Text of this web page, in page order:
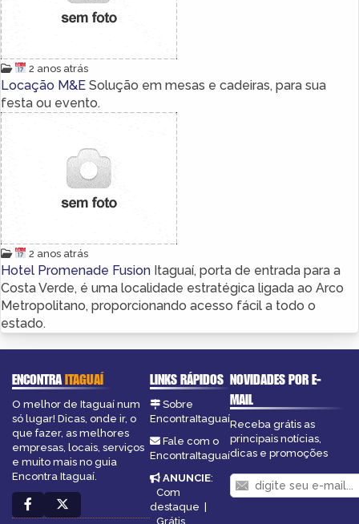
2 anos atrás
Locação M&E Solução em mesas e cadeiras, para sua
festa ou evento.
2 anos atrás
Hotel Promenade Fusion Itaguaí, porta de entrada para a
Costa Verde, é uma localidade estratégica ligada ao Arco
Metropolitano, proporcionando acesso fácil a todo o
estado.
ENCONTRAITAGUAÍ
O melhor de Itaguaí num
só lugar! Dicas, onde ir, o
que fazer, as melhores
empresas, locais, serviços
e muito mais no guia
Encontra Itaguaí.
LINKS RÁPIDOS
Sobre
EncontraItaguaí
Fale com o
EncontraItaguaí
ANUNCIE:
Com
destaque |
Grátis
NOVIDADES POR E-
MAIL
Receba grátis as
principais notícias,
dicas e promoções